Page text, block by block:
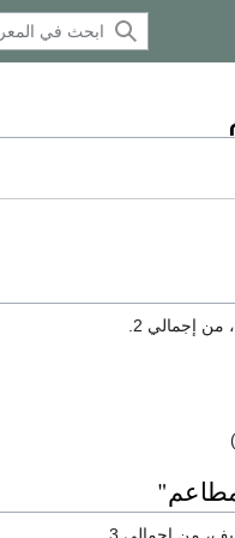
إجمالي 2.